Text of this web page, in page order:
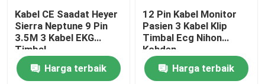
Aksesoris Monitor Pasien
Kabel EEG
Kabel CE Saadat Heyer
Sierra Neptune 9 Pin
3.5M 3 Kabel EKG
Timbal
Harga terbaik
12 Pin Kabel Monitor
Pasien 3 Kabel Klip
Timbal Ecg Nihon
Kohden
Harga terbaik